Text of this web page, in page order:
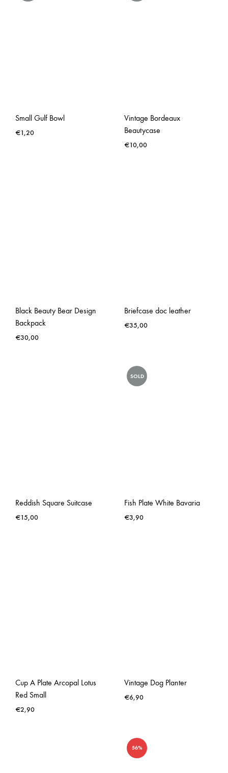
Small Gulf Bowl
€1,20
Vintage Bordeaux
Beautycase
€10,00
Black Beauty Bear Design
Backpack
€30,00
Briefcase doc leather
€35,00
Reddish Square Suitcase
€15,00
SOLD
Fish Plate White Bavaria
€3,90
Cup A Plate Arcopal Lotus
Red Small
€2,90
Vintage Dog Planter
€6,90
56%